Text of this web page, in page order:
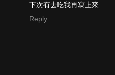
下次有去吃我再寫上來
Reply